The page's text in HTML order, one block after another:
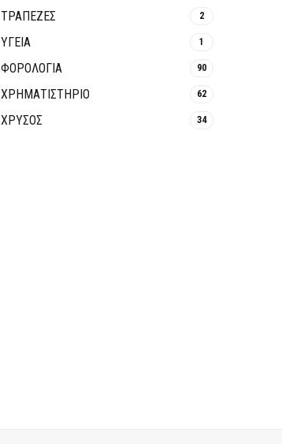
ΤΡΆΠΕΖΕΣ 2
ΥΓΕΙΑ 1
ΦΟΡΟΛΟΓΙΑ 90
ΧΡΗΜΑΤΙΣΤΗΡΙΟ 62
ΧΡΥΣΟΣ 34